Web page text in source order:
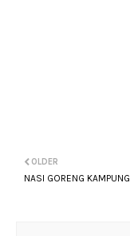
OLDER
NASI GORENG KAMPUNG